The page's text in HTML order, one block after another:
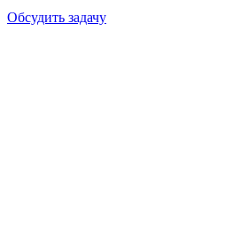
Обсудить задачу